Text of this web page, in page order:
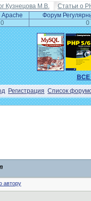
Кузнецова М.В.
Статьи о
Форум
0
0
ВСЕ
Регистрация Список
автору